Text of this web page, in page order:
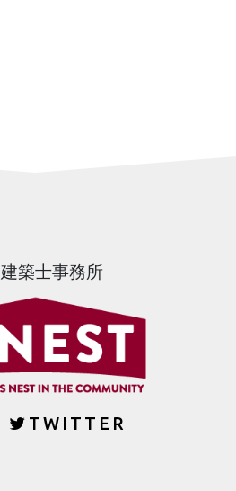
築士事務所
TWITTER